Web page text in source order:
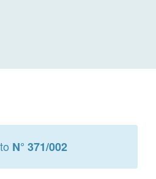
N° 371/002